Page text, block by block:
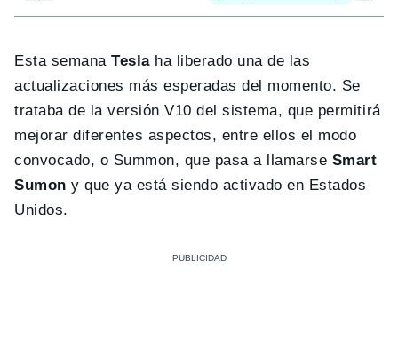
Esta semanaTeslaha liberado una de las
actualizaciones más esperadas del momento. Se
trataba de la versión V10 del sistema, que permitirá
mejorar diferentes aspectos, entre ellos el modo
convocado, o Summon, que pasa a llamarse Smart
Sumon y que ya está siendo activado en Estados
Unidos.